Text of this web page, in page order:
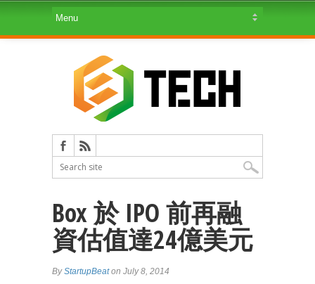
Box 於 IPO 前再融
資估值達24億美元
ByStartupBeaton July 8, 2014